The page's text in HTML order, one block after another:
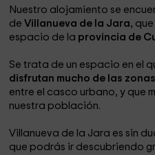
Nuestro alojamiento se
de Villanueva de la Jara,
espacio de la provincia de
Se trata de un espacio en el
disfrutan mucho de las
entre el casco urbano, y que
nuestra población.
Villanueva de la Jara es sin
que podrás ir descubriendo